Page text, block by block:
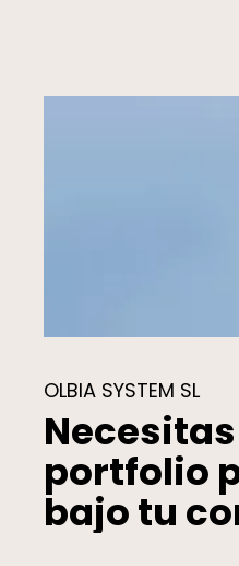
OLBIA SYSTEM SL
portfolio
bajo tu